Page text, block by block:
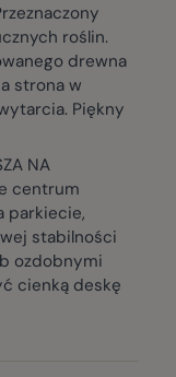
roślin.
drewna
strona w
Piękny
NA
centrum
parkiecie,
stabilności
ozdobnymi
cienką deskę